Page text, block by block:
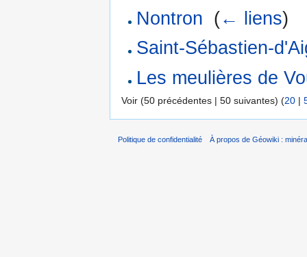
Nontron (← liens)
Saint-Sébastien-
Les meulières de
Voir (50 précédentes | 50 suivantes) (20 |
Politique de confidentialité À propos de Géowiki :